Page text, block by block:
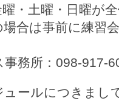
・土曜・日曜が
合は事前に練習
務所：098-917-
ールにつきまし